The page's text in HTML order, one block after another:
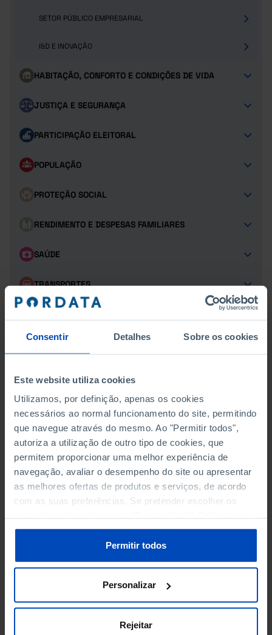
Consentir Detalhes Sobre os cookies
Este website utiliza cookies
Utilizamos, por definição, apenas os cookies
necessários ao normal funcionamento do site, permitindo
que navegue através do mesmo. Ao "Permitir todos",
autoriza a utilização de outro tipo de cookies, que
permitem proporcionar uma melhor experiência de
navegação, avaliar o desempenho do site ou apresentar
as melhores ofertas de produtos e serviços, de acordo
com as suas preferências. Se pretender escolher os
sobre cookies através da gestão de preferências ou da
Política de Cookies.
Permitir todos
Personalizar
Rejeitar
SETOR PÚBLICO EMPRESARIAL
I&D E INOVAÇÃO
HABITAÇÃO, CONFORTO E CONDIÇÕES DE VIDA
JUSTIÇA E SEGURANÇA
PARTICIPAÇÃO ELEITORAL
POPULAÇÃO
PROTEÇÃO SOCIAL
RENDIMENTO E DESPESAS FAMILIARES
SAÚDE
TRANSPORTES
DEMOGRAFIA DAS EMPRESAS
TAXA DE NATALIDADE, MORTALIDADE E SOBREVIVÊNCIA
NASCIMENTOS POR FORMA JURÍDICA
NASCIMENTOS POR ATIVIDADE ECONÓMICA
SOBREVIVÊNCIA POR FORMA JURÍDICA
TAXA DE NATALIDADE POR FORMA JURÍDICA